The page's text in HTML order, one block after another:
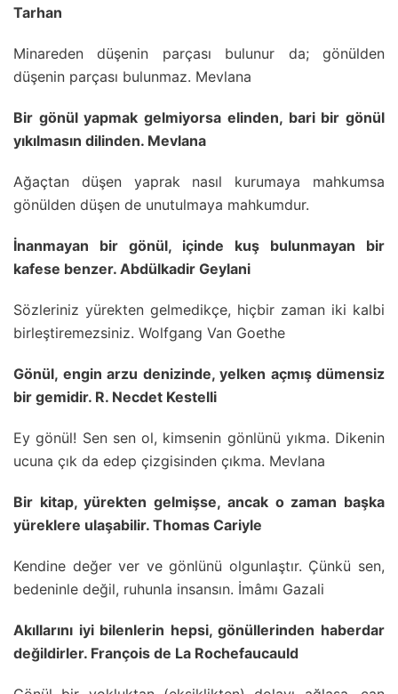
Tarhan
Minareden düşenin parçası bulunur da; gönülden
düşenin parçası bulunmaz. Mevlana
Bir gönül yapmak gelmiyorsa elinden, bari bir gönül
yıkılmasın dilinden. Mevlana
Ağaçtan düşen yaprak nasıl kurumaya mahkumsa
gönülden düşen de unutulmaya mahkumdur.
İnanmayan bir gönül, içinde kuş bulunmayan bir
kafese benzer. Abdülkadir Geylani
Sözleriniz yürekten gelmedikçe, hiçbir zaman iki kalbi
birleştiremezsiniz. Wolfgang Van Goethe
Gönül, engin arzu denizinde, yelken açmış dümensiz
bir gemidir. R. Necdet Kestelli
Ey gönül! Sen sen ol, kimsenin gönlünü yıkma. Dikenin
ucuna çık da edep çizgisinden çıkma. Mevlana
Bir kitap, yürekten gelmişse, ancak o zaman başka
yüreklere ulaşabilir. Thomas Cariyle
Kendine değer ver ve gönlünü olgunlaştır. Çünkü sen,
bedeninle değil, ruhunla insansın. İmâmı Gazali
Akıllarını iyi bilenlerin hepsi, gönüllerinden haberdar
değildirler. François de La Rochefaucauld